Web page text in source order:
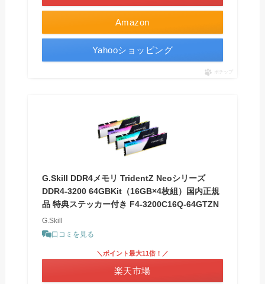
Amazon
Yahooショッピング
ポチップ
G.Skill DDR4メモリ TridentZ Neoシリーズ
DDR4-3200 64GBKit（16GB×4枚組）国内正規
品 特典ステッカー付き F4-3200C16Q-64GTZN
G.Skill
口コミを見る
＼ポイント最大11倍！／
楽天市場